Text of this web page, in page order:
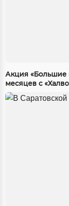
Акция «Большие
месяцев с